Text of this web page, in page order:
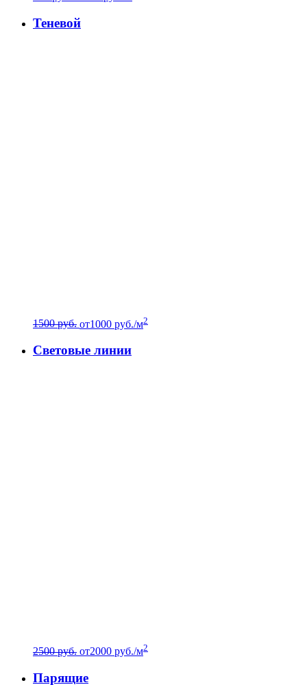
Теневой
1500 руб. от1000 руб./м2
Световые линии
2500 руб. от2000 руб./м2
Парящие